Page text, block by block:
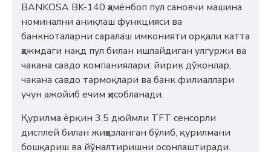
BANKOSA BK-140 ҳамёнбоп пул сановчи машина
номинални аниқлаш функцияси ва
банкноталарни саралаш имконияти орқали катта
ҳажмдаги нақд пул билан ишлайдиган улгуржи ва
чакана савдо компаниялари: йирик дўконлар,
чакана савдо тармоқлари ва банк филиаллари
учун ажойиб ечим ҳисобланади.
Қурилма ёрқин 3,5 дюймли TFT сенсорли
дисплей билан жиҳозланган бўлиб, қурилмани
бошқариш ва йўналтиришни осонлаштиради.